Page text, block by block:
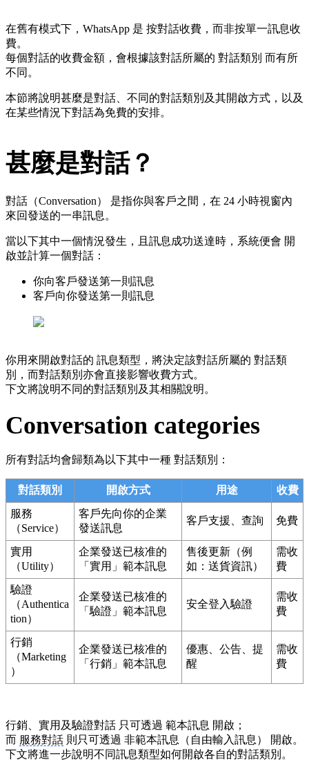
在舊有模式下，WhatsApp 是 按對話收費，而非按單一訊息收
費。
每個對話的收費金額，會根據該對話所屬的 對話類別 而有所
不同。
本節將說明甚麼是對話、不同的對話類別及其開啟方式，以及
在某些情況下對話為免費的安排。
甚麼是對話？
對話（Conversation） 是指你與客戶之間，在 24 小時視窗內
來回發送的一串訊息。
當以下其中一個情況發生，且訊息成功送達時，系統便會 開
啟並計算一個對話：
你向客戶發送第一則訊息
客戶向你發送第一則訊息
你用來開啟對話的 訊息類型，將決定該對話所屬的 對話類
別，而對話類別亦會直接影響收費方式。
下文將說明不同的對話類別及其相關說明。
Conversation categories
所有對話均會歸類為以下其中一種 對話類別：
對話類別 開啟方式 用途
收費
服務
（Service）
客戶先向你的企業
發送訊息
客戶支援、查詢 免費
實用
（Utility）
企業發送已核准的
「實用」範本訊息
售後更新（例
如：送貨資訊）
需收
費
驗證
（Authentica
tion）
企業發送已核准的
「驗證」範本訊息
安全登入驗證
需收
費
行銷
（Marketing
）
企業發送已核准的
「行銷」範本訊息
優惠、公告、提
醒
需收
費
行銷、實用及驗證對話 只可透過 範本訊息 開啟；
而 服務對話 則只可透過 非範本訊息（自由輸入訊息） 開啟。
下文將進一步說明不同訊息類型如何開啟各自的對話類別。